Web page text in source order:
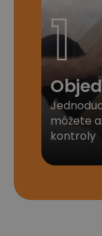
1
môžete
kontroly